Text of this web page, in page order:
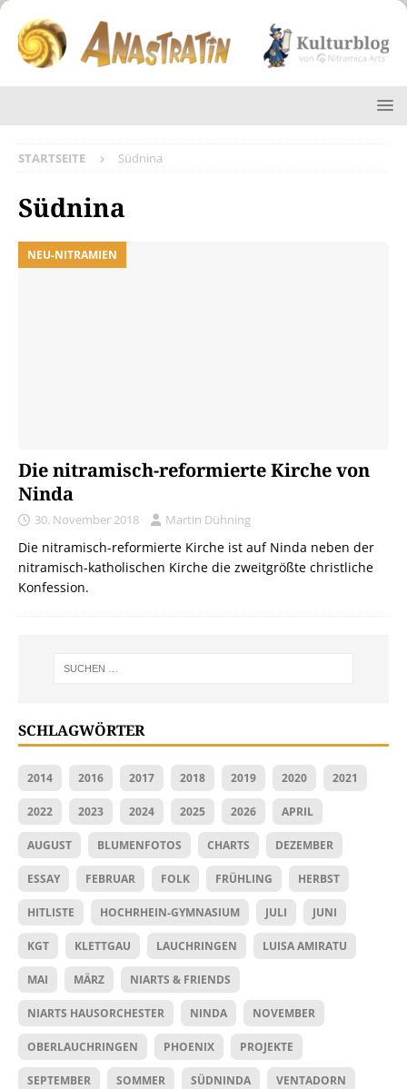
STARTSEITE Südnina
Südnina
NEU-NITRAMIEN
Die nitramisch-reformierte Kirche von
Ninda
30. November 2018 Martin Dühning
Die nitramisch-reformierte Kirche ist auf Ninda neben der
nitramisch-katholischen Kirche die zweitgrößte christliche
Konfession.
SCHLAGWÖRTER
2014 2016 2017 2018 2019 2020 2021
2022 2023 2024 2025 2026 APRIL
AUGUST BLUMENFOTOS CHARTS DEZEMBER
ESSAY FEBRUAR FOLK FRÜHLING HERBST
HITLISTE HOCHRHEIN-GYMNASIUM JULI JUNI
KGT KLETTGAU LAUCHRINGEN LUISA AMIRATU
MAI MÄRZ NIARTS & FRIENDS
NIARTS HAUSORCHESTER NINDA NOVEMBER
OBERLAUCHRINGEN PHOENIX PROJEKTE
SEPTEMBER SOMMER SÜDNINDA VENTADORN